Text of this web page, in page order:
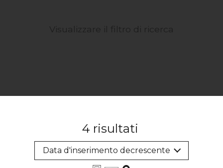
Visualizzare il filtro di ricerca
4 risultati
Data d'inserimento decrescente